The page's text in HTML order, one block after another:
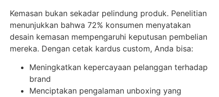
Kemasan bukan sekadar pelindung produk. Penelitian
menunjukkan bahwa 72% konsumen menyatakan
desain kemasan mempengaruhi keputusan pembelian
mereka. Dengan cetak kardus custom, Anda bisa:
Meningkatkan kepercayaan pelanggan terhadap
brand
Menciptakan pengalaman unboxing yang